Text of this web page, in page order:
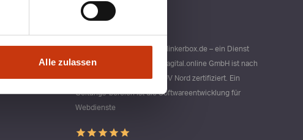
Alle zulassen
Qualitätsmanagement bei blinkerbox.de – ein Dienst
der agital.online GmbH Die agital.online GmbH ist nach
DIN ISO 9001 durch den TÜV Nord zertifiziert. Ein
Geltungs-bereich ist die Softwareentwicklung für
Webdienste